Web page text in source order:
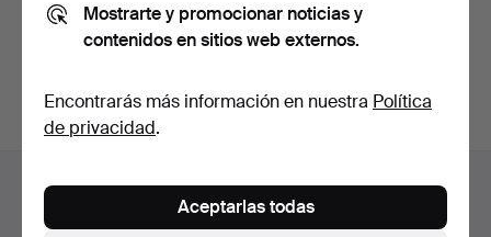
También puedes buscar ennuestro archivo de
subastas concluidas.
en
Ayuda y contacto
Contacta con el servicio de atención al cliente
Mostrarte y promocionar noticias y
contenidos en sitios web externos.
Encontrarás más información en nuestra Política
de privacidad.
Aceptarlas todas